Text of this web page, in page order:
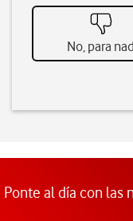
No, para
Ponte al día con las